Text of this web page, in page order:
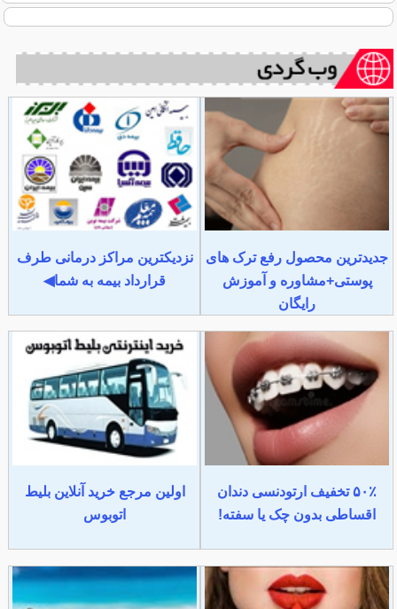
دارد ؟
جدیدترین محصول رفع ترک های
پوستی+مشاوره و آموزش
رایگان
نزدیکترین مراکز درمانی طرف
قرارداد بیمه به شما◀
۵۰٪ تخفیف ارتودنسی دندان
اقساطی بدون چک یا سفته!
اولین مرجع خرید آنلاین بلیط
اتوبوس